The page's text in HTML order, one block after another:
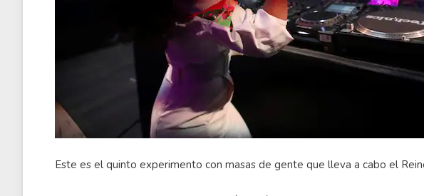
Este es el quinto experimento con masas de gente que lleva a cabo el